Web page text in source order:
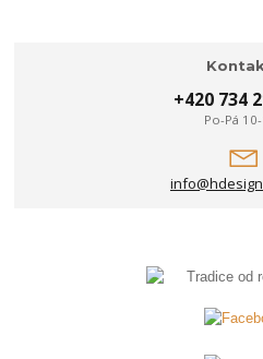
+420 734
Po-Pá